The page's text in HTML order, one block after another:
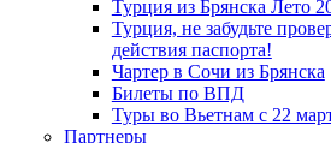
Турция из Брянска Лето
Турция, не забудьте
действия паспорта!
Чартер в Сочи из Брянска
Билеты по ВПД
Туры во Вьетнам с 22
Партнеры